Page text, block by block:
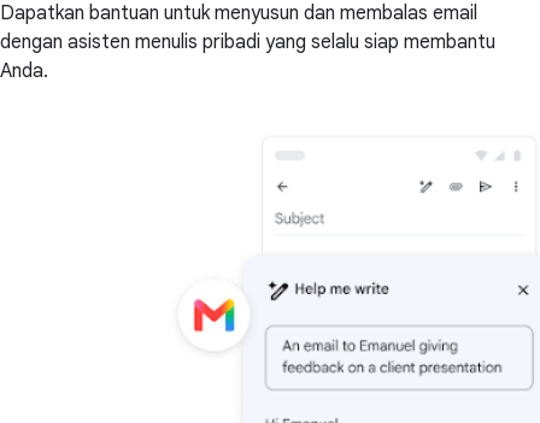
Dapatkan bantuan untuk menyusun dan membalas email
dengan asisten menulis pribadi yang selalu siap membantu
Anda.